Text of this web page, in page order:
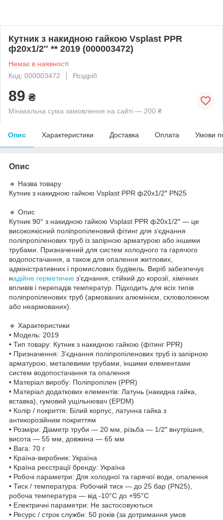
Кутник з накидною гайкою Vsplast PPR
ф20х1/2″ ** 2019 (000003472)
Немає в наявності
Код: 000003472
Роздріб
89 ₴
Мінімальна сума замовлення на сайті — 200 ₴
Опис Характеристики Доставка Оплата Умови
Опис
🔹 Назва товару
Кутник з накидною гайкою Vsplast PPR ф20х1/2″ PN25
🔹 Опис
Кутник 90° з накидною гайкою Vsplast PPR ф20х1/2″ — це
високоякісний поліпропіленовий фітинг для з’єднання
поліпропіленових труб із запірною арматурою або іншими
трубами. Призначений для систем холодного та гарячого
водопостачання, а також для опалення житлових,
адміністративних і промислових будівель. Виріб забезпечує
надійне герметичне з’єднання, стійкий до корозії, хімічних
впливів і перепадів температур. Підходить для всіх типів
поліпропіленових труб (армованих алюмінієм, скловолокном
або неармованих).
🔹 Характеристики
• Модель: 2019
• Тип товару: Кутник з накидною гайкою (фітинг PPR)
• Призначення: З’єднання поліпропіленових труб із запірною
арматурою, металевими трубами, іншими елементами
систем водопостачання та опалення
• Матеріал виробу: Поліпропілен (PPR)
• Матеріал додаткових елементів: Латунь (накидна гайка,
вставка), гумовий ущільнювач (EPDM)
• Колір / покриття: Білий корпус, латунна гайка з
антикорозійним покриттям
• Розміри: Діаметр труби — 20 мм, різьба — 1/2″ внутрішня,
висота — 55 мм, довжина — 65 мм
• Вага: 70 г
• Країна-виробник: Україна
• Країна реєстрації бренду: Україна
• Робочі параметри: Для холодної та гарячої води, опалення
• Тиск / температура: Робочий тиск — до 25 бар (PN25),
робоча температура — від -10°C до +95°C
• Електричні параметри: Не застосовуються
• Ресурс / строк служби: 50 років (за дотримання умов